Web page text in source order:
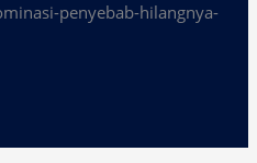
penyebab-hilangnya-